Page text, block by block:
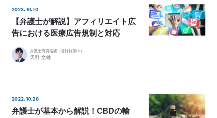
l
i
e
n
t
V
o
2023.10.10
【弁護士が解説】アフィリエイト広
告における医療広告規制と対応
弁護士有資格者（登録抹消中）
天野 文雄
2022.10.28
弁護士が基本から解説！CBDの輸